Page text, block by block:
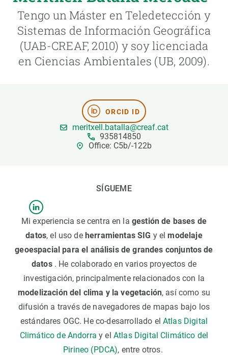
Tengo un Máster en Teledetección y
Sistemas de Información Geográfica
(UAB-CREAF, 2010) y soy licenciada
en Ciencias Ambientales (UB, 2009).
ORCID ID
meritxell.batalla@creaf.cat
935814850
Office: C5b/-122b
SÍGUEME
Mi experiencia se centra en la gestión de bases de
datos, el uso de herramientas SIG y elmodelaje
geoespacial para el análisis de grandes conjuntos de
datos . He colaborado en varios proyectos de
investigación, principalmente relacionados con la
modelización del clima y la vegetación, así como su
difusión a través de navegadores de mapas bajo los
estándares OGC. He co-desarrollado el Atlas Digital
Climático de Andorra y el Atlas Digital Climático del
Pirineo (PDCA), entre otros.
PARTICIPA
NOTICIAS Y AGENDA